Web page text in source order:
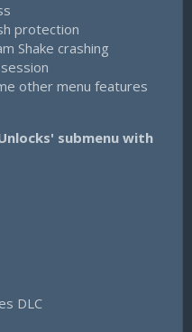
protection
Shake crashing
other menu features
submenu with
DLC